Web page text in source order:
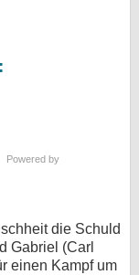
Powered by
die Schuld
Gabriel (Carl
einen Kampf um